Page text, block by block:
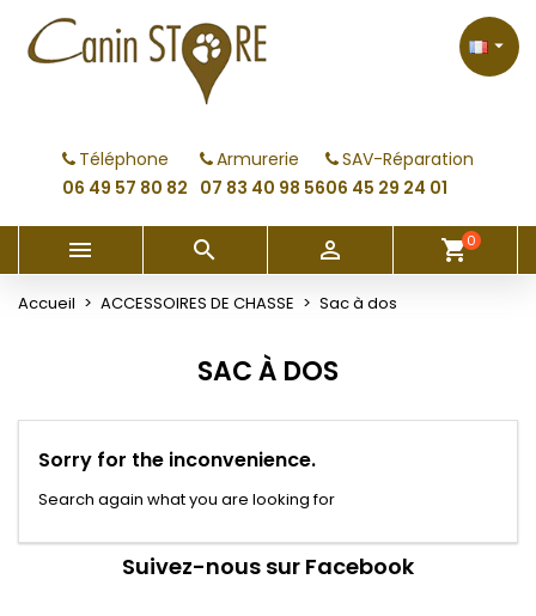
Téléphone
06 49 57 80 82
Armurerie
07 83 40 98 56
SAV-Réparation
06 45 29 24 01

   shopping_cart0
Accueil ACCESSOIRES DE CHASSE Sac à dos
SAC À DOS
Sorry for the inconvenience.
Search again what you are looking for
Suivez-nous sur Facebook
My wishlists ×
Create new list
((modalTitle)) ×
((confirmMessage))
((cancelText)) ((modalDeleteText))
Créer une liste d'envies ×
Créer une liste d'envies
Connexion ×
Vous devez être connecté pour ajouter des produits